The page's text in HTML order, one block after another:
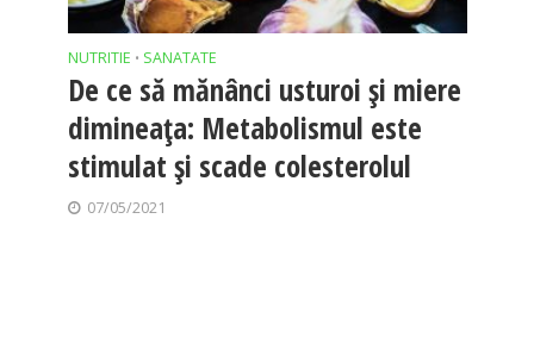
NUTRITIE • SANATATE
De ce să mănânci usturoi și miere
dimineața: Metabolismul este
stimulat și scade colesterolul
07/05/2021